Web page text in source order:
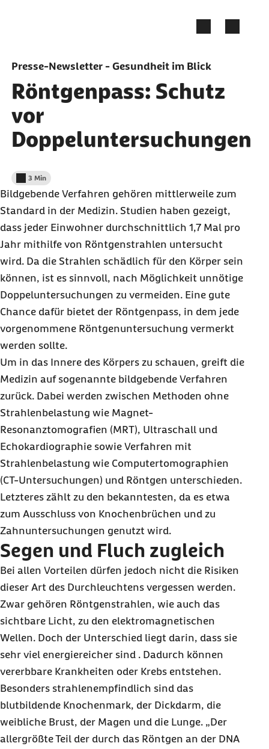
Presse-Newsletter - Gesundheit im Blick
Röntgenpass: Schutz
vor
Doppeluntersuchungen
Lesedauer weniger als
3 Min
Bildgebende Verfahren gehören mittlerweile zum
Standard in der Medizin. Studien haben gezeigt,
dass jeder Einwohner durchschnittlich 1,7 Mal pro
Jahr mithilfe von Röntgenstrahlen untersucht
wird. Da die Strahlen schädlich für den Körper sein
können, ist es sinnvoll, nach Möglichkeit unnötige
Doppeluntersuchungen zu vermeiden. Eine gute
Chance dafür bietet der Röntgenpass, in dem jede
vorgenommene Röntgenuntersuchung vermerkt
werden sollte.
Um in das Innere des Körpers zu schauen, greift die
Medizin auf sogenannte bildgebende Verfahren
zurück. Dabei werden zwischen Methoden ohne
Strahlenbelastung wie Magnet-
Resonanztomografien (MRT), Ultraschall und
Echokardiographie sowie Verfahren mit
Strahlenbelastung wie Computertomographien
(CT-Untersuchungen) und Röntgen unterschieden.
Letzteres zählt zu den bekanntesten, da es etwa
zum Ausschluss von Knochenbrüchen und zu
Zahnuntersuchungen genutzt wird.
Segen und Fluch zugleich
Bei allen Vorteilen dürfen jedoch nicht die Risiken
dieser Art des Durchleuchtens vergessen werden.
Zwar gehören Röntgenstrahlen, wie auch das
sichtbare Licht, zu den elektromagnetischen
Wellen. Doch der Unterschied liegt darin, dass sie
sehr viel energiereicher sind . Dadurch können
vererbbare Krankheiten oder Krebs entstehen.
Besonders strahlenempfindlich sind das
blutbildende Knochenmark, der Dickdarm, die
weibliche Brust, der Magen und die Lunge. „Der
allergrößte Teil der durch das Röntgen an der DNA